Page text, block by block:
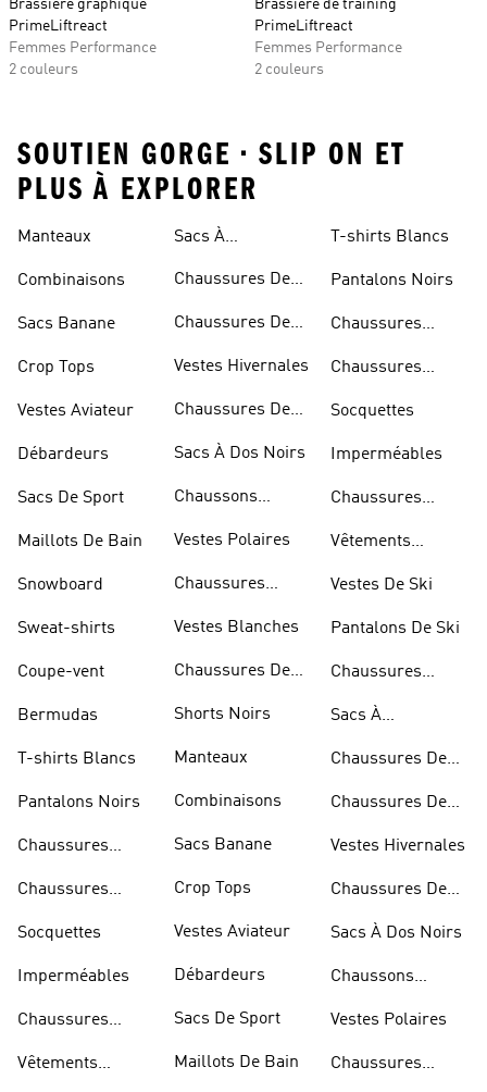
Brassière graphique
PrimeLiftreact
Femmes Performance
2 couleurs
Brassière de training
PrimeLiftreact
Femmes Performance
2 couleurs
SOUTIEN GORGE • SLIP ON ET
PLUS À EXPLORER
Manteaux
Combinaisons
Sacs Banane
Crop Tops
Vestes Aviateur
Débardeurs
Sacs De Sport
Maillots De Bain
Snowboard
Sweat-shirts
Coupe-vent
Bermudas
T-shirts Blancs
Pantalons Noirs
Chaussures
Chaussures
Socquettes
Imperméables
Chaussures
Vêtements
Sacs À
Chaussures De
Chaussures De
Vestes Hivernales
Chaussures De
Sacs À Dos Noirs
Chaussons
Vestes Polaires
Chaussures
Vestes Blanches
Chaussures De
Shorts Noirs
Manteaux
Combinaisons
Sacs Banane
Crop Tops
Vestes Aviateur
Débardeurs
Sacs De Sport
Maillots De Bain
T-shirts Blancs
Pantalons Noirs
Chaussures
Chaussures
Socquettes
Imperméables
Chaussures
Vêtements
Vestes De Ski
Pantalons De Ski
Chaussures
Sacs À
Chaussures De
Chaussures De
Vestes Hivernales
Chaussures De
Sacs À Dos Noirs
Chaussons
Vestes Polaires
Chaussures